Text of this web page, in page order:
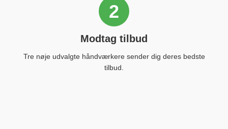
2
Modtag tilbud
Tre nøje udvalgte håndværkere sender dig deres bedste
tilbud.